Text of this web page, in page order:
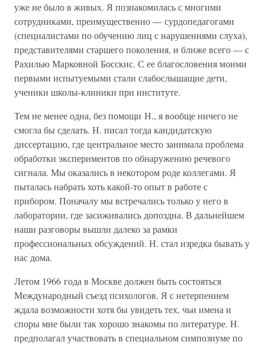
уже не было в живых. Я познакомилась с многими
сотрудниками, преимущественно — сурдопедагогами
(специалистами по обучению лиц с нарушениями слуха),
представителями старшего поколения, и ближе всего — с
Рахилью Марковной Босскис. С ее благословения моими
первыми испытуемыми стали слабослышащие дети,
ученики школы-клиники при институте.
Тем не менее одна, без помощи Н., я вообще ничего не
смогла бы сделать. Н. писал тогда кандидатскую
диссертацию, где центральное место занимала проблема
обработки экспериментов по обнаружению речевого
сигнала. Мы оказались в некотором роде коллегами. Я
пыталась набрать хоть какой-то опыт в работе с
прибором. Поначалу мы встречались только у него в
лаборатории, где засиживались допоздна. В дальнейшем
наши разговоры вышли далеко за рамки
профессиональных обсуждений. Н. стал изредка бывать у
нас дома.
Летом 1966 года в Москве должен быть состояться
Международный съезд психологов. Я с нетерпением
ждала возможности хотя бы увидеть тех, чьи имена и
споры мне были так хорошо знакомы по литературе. Н.
предполагал участвовать в специальном симпозиуме по